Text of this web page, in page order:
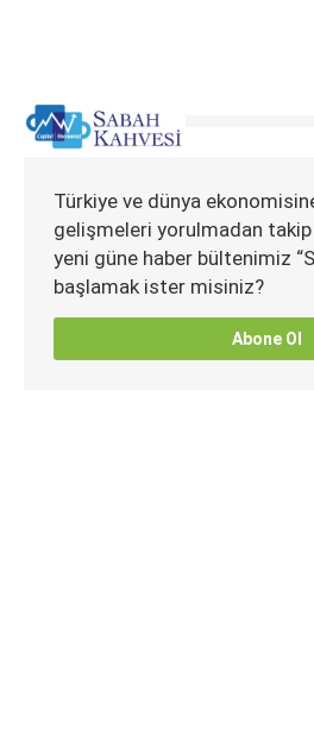
Türkiye ve dünya
gelişmeleri yorulmadan
yeni güne haber bültenimiz
başlamak ister misiniz?
Abone Ol